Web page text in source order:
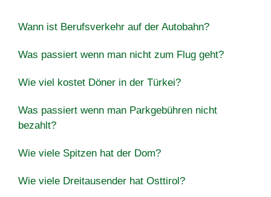
Wann ist Berufsverkehr auf der Autobahn?
Was passiert wenn man nicht zum Flug geht?
Wie viel kostet Döner in der Türkei?
Was passiert wenn man Parkgebühren nicht
bezahlt?
Wie viele Spitzen hat der Dom?
Wie viele Dreitausender hat Osttirol?